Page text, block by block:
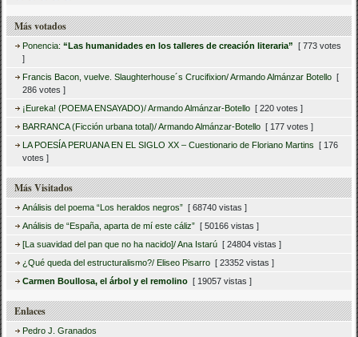
Más votados
Ponencia:“Las humanidades en los talleres de creación literaria”
[ 773 votes
]
Francis Bacon, vuelve. Slaughterhouse´s Crucifixion/ Armando Almánzar Botello [
286 votes ]
¡Eureka! (POEMA ENSAYADO)/ Armando Almánzar-Botello [ 220 votes ]
BARRANCA (Ficción urbana total)/ Armando Almánzar-Botello [ 177 votes ]
LA POESÍA PERUANA EN EL SIGLO XX – Cuestionario de Floriano Martins
[ 176
votes ]
Más Visitados
Análisis del poema “Los heraldos negros” [ 68740 vistas ]
Análisis de “España, aparta de mí este cáliz” [ 50166 vistas ]
[La suavidad del pan que no ha nacido]/ Ana Istarú [ 24804 vistas ]
¿Qué queda del estructuralismo?/ Eliseo Pisarro [ 23352 vistas ]
Carmen Boullosa, el árbol y el remolino [ 19057 vistas ]
Enlaces
Pedro J. Granados